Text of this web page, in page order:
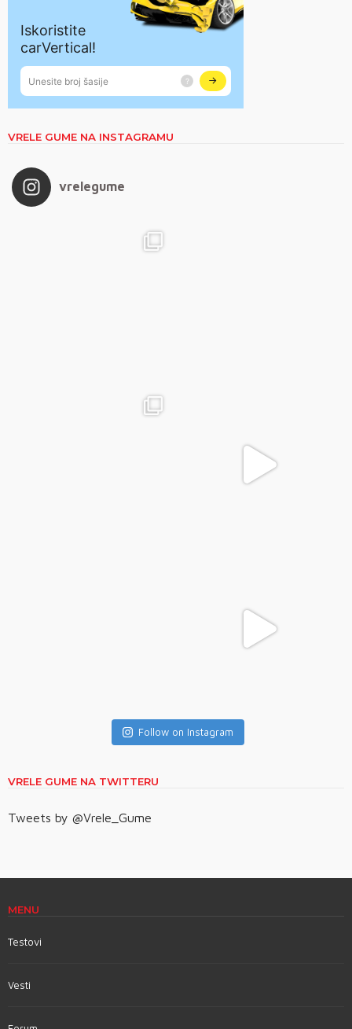
VRELE GUME NA INSTAGRAMU
vrelegume
Follow on Instagram
VRELE GUME NA TWITTERU
Tweets by @Vrele_Gume
MENU
Testovi
Vesti